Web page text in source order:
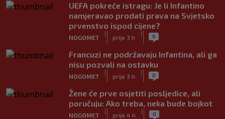
UEFA pokreće istragu: Je li Infantino
namjeravao prodati prava na Svjetsko
prvenstvo ispod cijene?
NOGOMET
|
prije 3 h
| 0
Francuzi ne podržavaju Infantina, ali ga
nisu pozvali na ostavku
NOGOMET
|
prije 3 h
| 0
Žene će prve osjetiti posljedice, ali
poručuju: Ako treba, neka bude bojkot
NOGOMET
|
prije 4 h
| 0